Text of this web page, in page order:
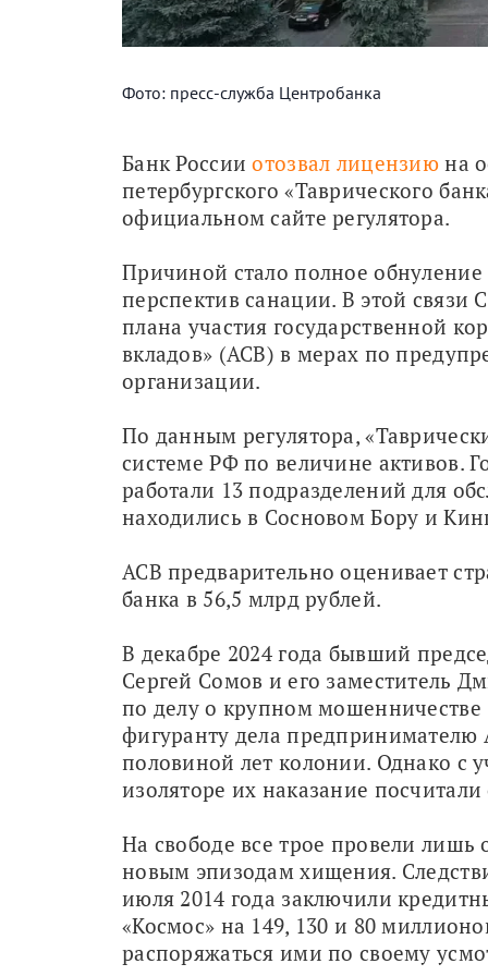
Фото: пресс-служба Центробанка
Банк России отозвал лицензию на
петербургского «Таврического
официальном сайте регулятора.
Причиной стало полное обнуление
перспектив санации. В этой связи
плана участия государственной
вкладов» (АСВ) в мерах по
организации.
По данным регулятора,
системе РФ по величине активов.
работали 13 подразделений для
находились в Сосновом Бору и
АСВ предварительно оценивает
банка в 56,5 млрд рублей.
В декабре 2024 года бывший
Сергей Сомов и его заместитель
по делу о крупном
фигуранту дела предпринимателю
половиной лет колонии. Однако с
изоляторе их наказание
На свободе все трое провели лишь
новым эпизодам хищения.
июля 2014 года заключили
«Космос» на 149, 130 и 80
распоряжаться ими по своему